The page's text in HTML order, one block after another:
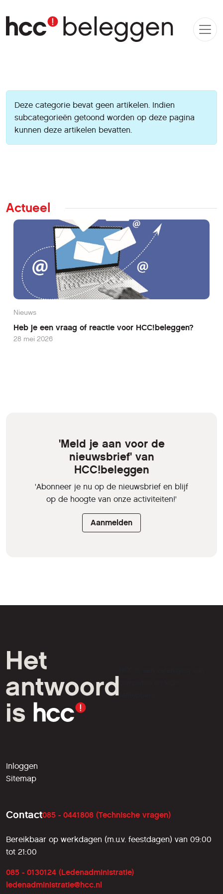
Informatie
Deze categorie bevat geen artikelen. Indien
subcategorieën getoond worden op deze pagina
kunnen deze artikelen bevatten.
Actueel
Nieuws
Heb je een vraag of reactie voor HCC!beleggen?
28 mei 2026
'Meld je aan voor de
nieuwsbrief' van
HCC!beleggen
'Abonneer je nu op de nieuwsbrief en blijf
op de hoogte van onze activiteiten!'
Aanmelden
liefhebbers.
Inloggen
Sitemap
Contact085 - 0441808 (Technische vragen)
Bereikbaar op werkdagen (m.u.v. feestdagen) van 09:00
tot 21:00
085 - 0130124 (Ledenadministratie)
ledenadministratie@hcc.nl